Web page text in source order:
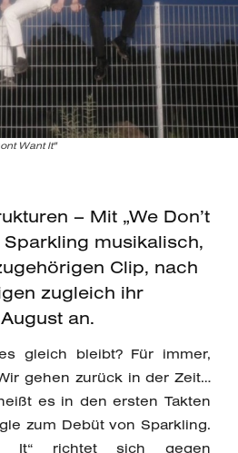
Want It"
– Mit „We Don’t
Sparkling musikalisch,
Clip, nach
zugleich ihr
an.
gleich bleibt? Für immer,
gehen zurück in der Zeit…
es in den ersten Takten
zum Debüt von Sparkling.
It“ richtet sich gegen